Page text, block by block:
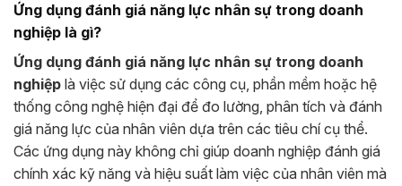
Ứng dụng đánh giá năng lực nhân sự trong doanh
nghiệp là gì?
Ứng dụng đánh giá năng lực nhân sự trong doanh
nghiệp là việc sử dụng các công cụ, phần mềm hoặc hệ
thống công nghệ hiện đại để đo lường, phân tích và đánh
giá năng lực của nhân viên dựa trên các tiêu chí cụ thể.
Các ứng dụng này không chỉ giúp doanh nghiệp đánh giá
chính xác kỹ năng và hiệu suất làm việc của nhân viên mà